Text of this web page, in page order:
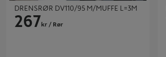
DRENSRØR DV110/95 M/MUFFE L=3M
267kr / Rør